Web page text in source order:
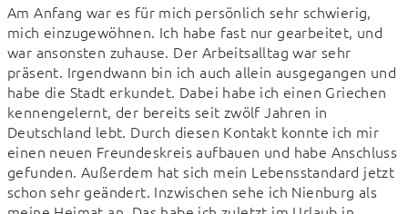
Am Anfang war es für mich persönlich sehr schwierig,
mich einzugewöhnen. Ich habe fast nur gearbeitet, und
war ansonsten zuhause. Der Arbeitsalltag war sehr
präsent. Irgendwann bin ich auch allein ausgegangen und
habe die Stadt erkundet. Dabei habe ich einen Griechen
kennengelernt, der bereits seit zwölf Jahren in
Deutschland lebt. Durch diesen Kontakt konnte ich mir
einen neuen Freundeskreis aufbauen und habe Anschluss
gefunden. Außerdem hat sich mein Lebensstandard jetzt
schon sehr geändert. Inzwischen sehe ich Nienburg als